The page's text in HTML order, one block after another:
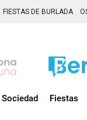
FIESTAS DE BURLADA
Sociedad Fiestas